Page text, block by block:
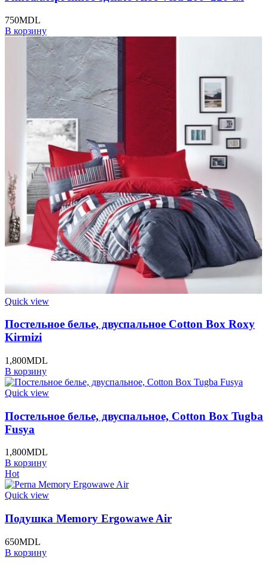
750MDL
В корзину
Quick view
Постельное белье, двуспальное Cotton Box Roxy
Kirmizi
1,800MDL
В корзину
Quick view
Постельное белье, двуспальное, Cotton Box Tugba
Fusya
1,800MDL
В корзину
Hot
Quick view
Подушка Memory Ergowawe Air
650MDL
В корзину